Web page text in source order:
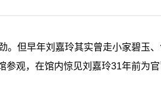
。但早年刘嘉玲其实曾走小家碧玉
观，在馆内惊见刘嘉玲31年前为